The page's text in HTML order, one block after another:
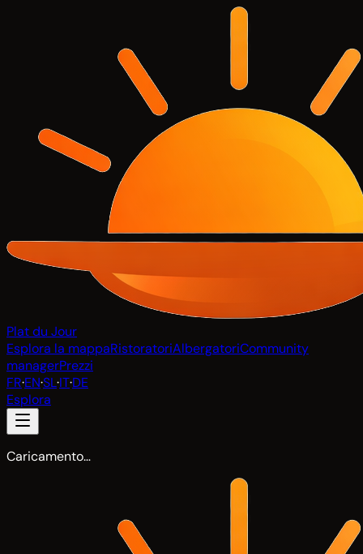
Plat du Jour
Esplora la mappaRistoratoriAlbergatoriCommunity
managerPrezzi
FR·EN·SL·IT·DE
Esplora
Caricamento…